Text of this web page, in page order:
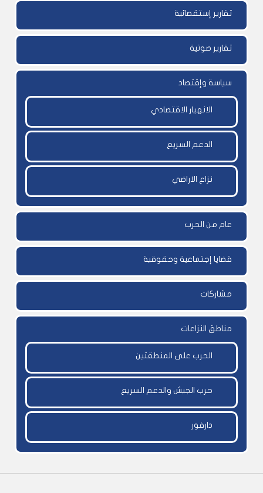
تقارير إستقصائية
تقارير صوتية
سياسة وإقتصاد
الانهيار الاقتصادي
الدعم السريع
نزاع الاراضي
عام من الحرب
قضايا إجتماعية وحقوقية
مشاركات
مناطق النزاعات
الحرب على المنطقتين
حرب الجيش والدعم السريع
دارفور